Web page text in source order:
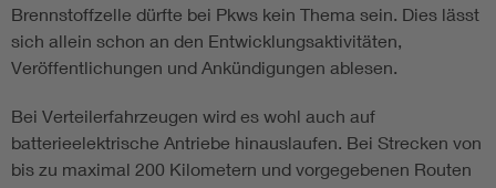
Brennstoffzelle dürfte bei Pkws kein Thema sein. Dies lässt
sich allein schon an den Entwicklungsaktivitäten,
Veröffentlichungen und Ankündigungen ablesen.
Bei Verteilerfahrzeugen wird es wohl auch auf
batterieelektrische Antriebe hinauslaufen. Bei Strecken von
bis zu maximal 200 Kilometern und vorgegebenen Routen